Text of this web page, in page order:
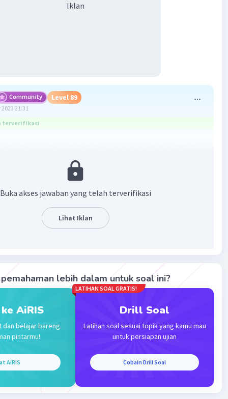
Iklan
Community Level 89
21:31
terverifikasi
dan tumbuhan) untuk dapat menyesuaikan diri dengan
· 5.0(1) Balas
Iklan
evolusi darwin, adaptasi adalahmekanisme biologis
untuk menyesuaikan diri dengan lingkungan
perubahan yang terjadi di lingkungan saat ini
·5.0 Balas
Buka akses jawaban yang telah terverifikasi
Lihat Iklan
lebih dalam untuk soal ini?
AiRIS
dan belajar bareng
pintarmu!
AiRIS
LATIHAN SOAL GRATIS!
Drill Soal
Latihan soal sesuai topik yang kamu mau
untuk persiapan ujian
Cobain Drill Soal